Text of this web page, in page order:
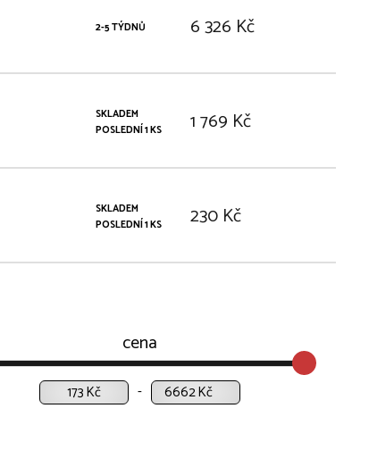
2-5 TÝDNŮ 6 326 Kč
SKLADEM
POSLEDNÍ 1 KS
1 769 Kč
SKLADEM
POSLEDNÍ 1 KS
230 Kč
cena
Kč Kč